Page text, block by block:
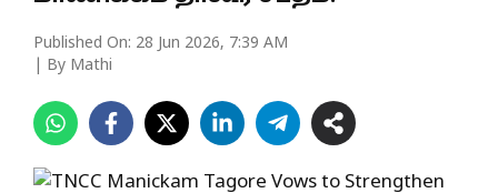
Published On: 28 Jun 2026, 7:39 AM
| By Mathi